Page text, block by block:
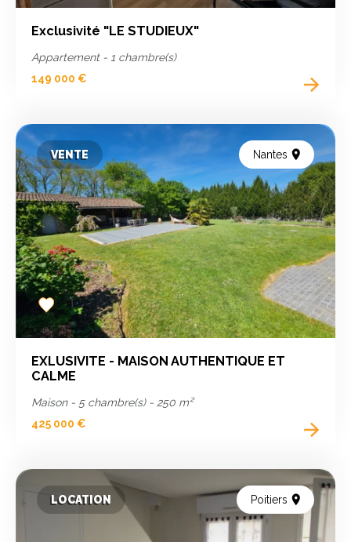
Exclusivité "LE STUDIEUX"
Appartement - 1 chambre(s)
149 000 €
VENTE Nantes
Add
to
favorites
EXLUSIVITE - MAISON AUTHENTIQUE ET
CALME
Maison - 5 chambre(s) - 250 m²
425 000 €
LOCATION Poitiers